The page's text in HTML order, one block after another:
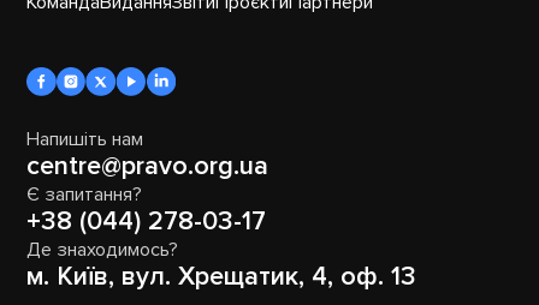
Напишіть нам
centre@pravo.org.ua
Є запитання?
+38 (044) 278-03-17
Де знаходимось?
м. Київ, вул. Хрещатик, 4, оф. 13